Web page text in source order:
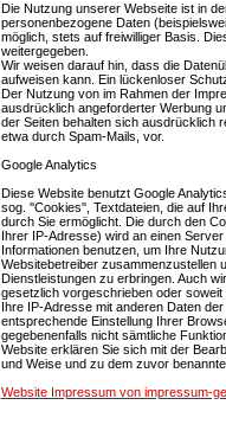
Die Nutzung unserer Webseite ist in
personenbezogene Daten
möglich, stets auf freiwilliger Basis.
weitergegeben.
Wir weisen darauf hin, dass die
aufweisen kann. Ein lückenloser
Der Nutzung von im Rahmen der
ausdrücklich angeforderter Werbung
der Seiten behalten sich ausdrücklich
etwa durch Spam-Mails, vor.
Google Analytics
Diese Website benutzt Google
sog. ''Cookies'', Textdateien, die auf
durch Sie ermöglicht. Die durch den
Ihrer IP-Adresse) wird an einen
Informationen benutzen, um Ihre
Websitebetreiber zusammenzustellen
Dienstleistungen zu erbringen. Auch
gesetzlich vorgeschrieben oder
Ihre IP-Adresse mit anderen Daten
entsprechende Einstellung Ihrer
gegebenenfalls nicht sämtliche
Website erklären Sie sich mit der
und Weise und zu dem zuvor
Website Impressum von impressum-